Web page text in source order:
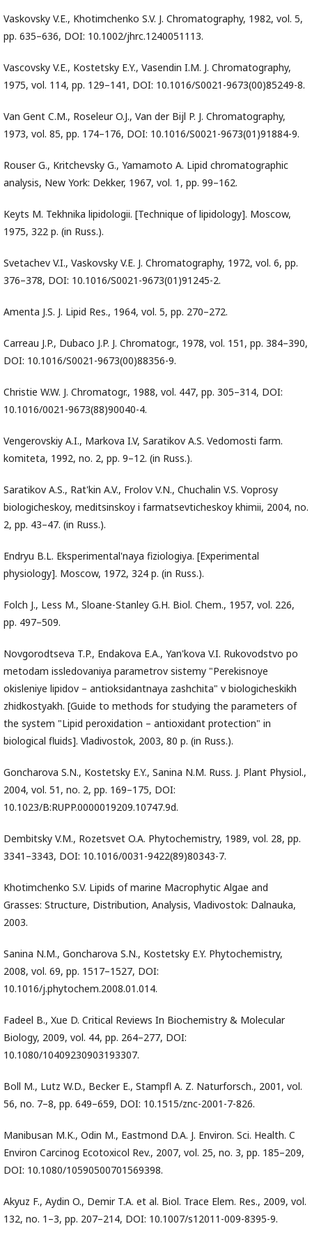
Vaskovsky V.E., Khotimchenko S.V. J. Chromatography, 1982, vol. 5,
pp. 635–636, DOI: 10.1002/jhrc.1240051113.
Vascovsky V.E., Kostetsky E.Y., Vasendin I.M. J. Chromatography,
1975, vol. 114, pp. 129–141, DOI: 10.1016/S0021-9673(00)85249-8.
Van Gent C.M., Roseleur O.J., Van der Bijl P. J. Chromatography,
1973, vol. 85, pp. 174–176, DOI: 10.1016/S0021-9673(01)91884-9.
Rouser G., Kritchevsky G., Yamamoto A. Lipid chromatographic
analysis, New York: Dekker, 1967, vol. 1, pp. 99–162.
Keyts M. Tekhnika lipidologii. [Technique of lipidology]. Moscow,
1975, 322 p. (in Russ.).
Svetaсhev V.I., Vaskovsky V.Е. J. Chromatography, 1972, vol. 6, pp.
376–378, DOI: 10.1016/S0021-9673(01)91245-2.
Amenta J.S. J. Lipid Res., 1964, vol. 5, pp. 270–272.
Carreau J.P., Dubacо J.P. J. Chromatogr., 1978, vol. 151, pp. 384–390,
DOI: 10.1016/S0021-9673(00)88356-9.
Christie W.W. J. Chromatogr., 1988, vol. 447, pp. 305–314, DOI:
10.1016/0021-9673(88)90040-4.
Vengerovskiy A.I., Markova I.V, Saratikov A.S. Vedomosti farm.
komiteta, 1992, no. 2, pp. 9–12. (in Russ.).
Saratikov A.S., Rat'kin A.V., Frolov V.N., Chuchalin V.S. Voprosy
biologicheskoy, meditsinskoy i farmatsevticheskoy khimii, 2004, no.
2, pp. 43–47. (in Russ.).
Endryu B.L. Eksperimental'naya fiziologiya. [Experimental
physiology]. Moscow, 1972, 324 p. (in Russ.).
Folch J., Less M., Sloane-Stanley G.H. Biol. Chem., 1957, vol. 226,
pp. 497–509.
Novgorodtseva T.P., Endakova E.A., Yan'kova V.I. Rukovodstvo po
metodam issledovaniya parametrov sistemy "Perekisnoye
okisleniye lipidov – antioksidantnaya zashchita" v biologicheskikh
zhidkostyakh. [Guide to methods for studying the parameters of
the system "Lipid peroxidation – antioxidant protection" in
biological fluids]. Vladivostok, 2003, 80 p. (in Russ.).
Goncharova S.N., Kostetsky E.Y., Sanina N.M. Russ. J. Plant Physiol.,
2004, vol. 51, no. 2, pp. 169–175, DOI:
10.1023/B:RUPP.0000019209.10747.9d.
Dembitsky V.M., Rozetsvet O.A. Phytochemistry, 1989, vol. 28, pp.
3341–3343, DOI: 10.1016/0031-9422(89)80343-7.
Khotimchenko S.V. Lipids of marine Macrophytic Algae and
Grasses: Structure, Distribution, Analysis, Vladivostok: Dalnauka,
2003.
Sanina N.M., Goncharova S.N., Kostetsky E.Y. Phytochemistry,
2008, vol. 69, pp. 1517–1527, DOI:
10.1016/j.phytochem.2008.01.014.
Fadeel B., Xue D. Critical Reviews In Biochemistry & Molecular
Biology, 2009, vol. 44, pp. 264–277, DOI:
10.1080/10409230903193307.
Boll M., Lutz W.D., Becker E., Stampfl A. Z. Naturforsch., 2001, vol.
56, no. 7–8, pp. 649–659, DOI: 10.1515/znc-2001-7-826.
Manibusan M.K., Odin M., Eastmond D.A. J. Environ. Sci. Health. C
Environ Carcinog Ecotoxicol Rev., 2007, vol. 25, no. 3, pp. 185–209,
DOI: 10.1080/10590500701569398.
Akyuz F., Aydin O., Demir T.A. et al. Biol. Trace Elem. Res., 2009, vol.
132, no. 1–3, pp. 207–214, DOI: 10.1007/s12011-009-8395-9.